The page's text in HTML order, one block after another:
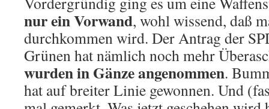
nur ein Vorwand, wohl wissend, daß
durchkommen wird. Der Antrag der
Grünen hat nämlich noch mehr
wurden in Gänze angenommen.
hat auf breiter Linie gewonnen. Und